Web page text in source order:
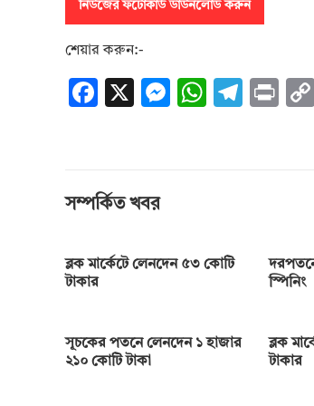
নিউজের ফটোকার্ড ডাউনলোড করুন
শেয়ার করুন:-
F
o
k
X
M
W
p
T
Pr
সম্পর্কিত খবর
ব্লক মার্কেটে লেনদেন ৫৩ কোটি
টাকার
স্পিনিং
সূচকের পতনে লেনদেন ১ হাজার
২১০ কোটি টাকা
ব্লক
টাকার